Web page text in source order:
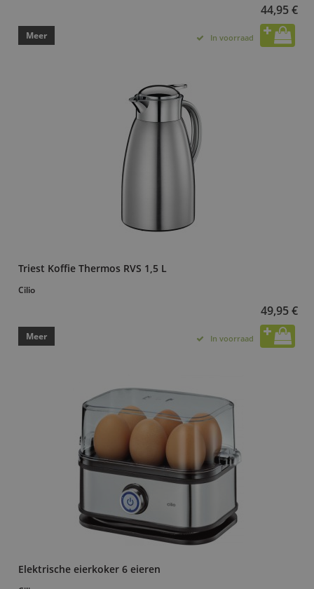
44,95 €
Meer In voorraad
Triest Koffie Thermos RVS 1,5 L
Cilio
49,95 €
Meer In voorraad
Elektrische eierkoker 6 eieren